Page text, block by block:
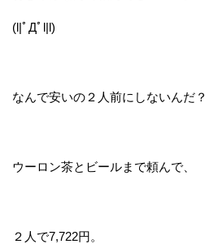
(l|ﾟДﾟl|l)
なんで安いの２人前にしないんだ？
ウーロン茶とビールまで頼んで、
２人で7,722円。